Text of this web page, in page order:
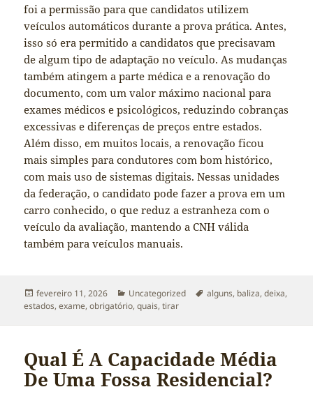
foi a permissão para que candidatos utilizem
veículos automáticos durante a prova prática. Antes,
isso só era permitido a candidatos que precisavam
de algum tipo de adaptação no veículo. As mudanças
também atingem a parte médica e a renovação do
documento, com um valor máximo nacional para
exames médicos e psicológicos, reduzindo cobranças
excessivas e diferenças de preços entre estados.
Além disso, em muitos locais, a renovação ficou
mais simples para condutores com bom histórico,
com mais uso de sistemas digitais. Nessas unidades
da federação, o candidato pode fazer a prova em um
carro conhecido, o que reduz a estranheza com o
veículo da avaliação, mantendo a CNH válida
também para veículos manuais.
Publicado
em
fevereiro 11, 2026 Categorias
Uncategorized Tags
alguns, baliza,deixa,
estados,exame,obrigatório,quais,tirar
Qual É A Capacidade Média
De Uma Fossa Residencial?